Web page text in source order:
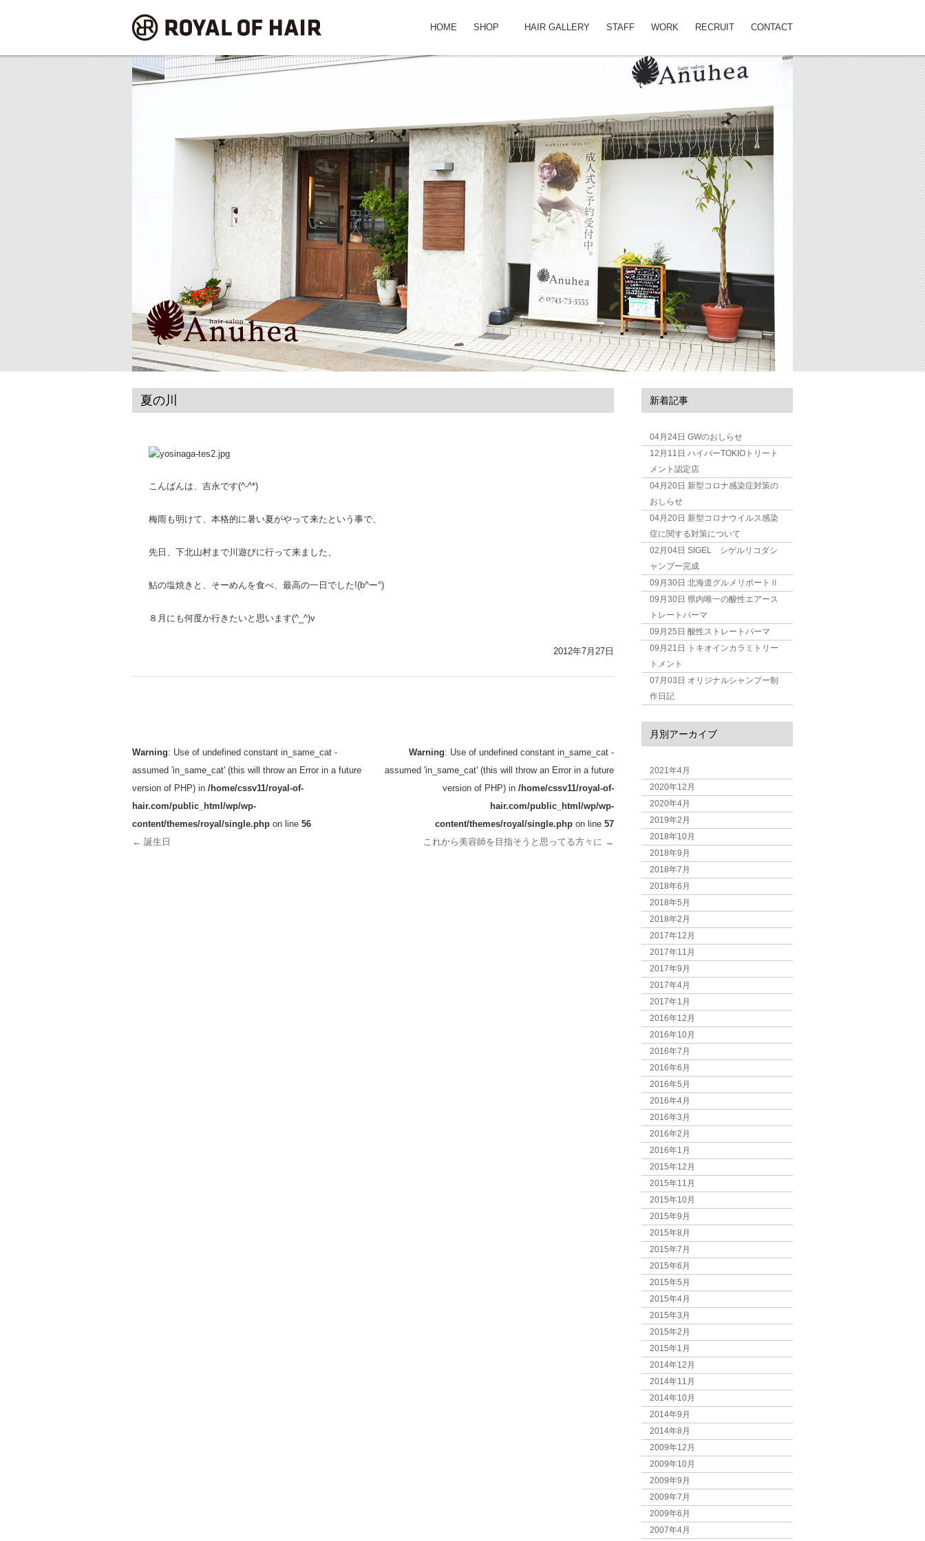
CONTACT
RECRUIT
WORK
STAFF
HAIR GALLERY
SHOP
HOME
夏の川
こんばんは、吉永です(^-^*)
梅雨も明けて、本格的に暑い夏がやって来たという事で、
先日、下北山村まで川遊びに行って来ました、
鮎の塩焼きと、そーめんを食べ、最高の一日でした!(b^ー°)
８月にも何度か行きたいと思います(^_^)v
2012年7月27日
Warning: Use of undefined constant in_same_cat -
assumed 'in_same_cat' (this will throw an Error in a future
version of PHP) in /home/cssv11/royal-of-
hair.com/public_html/wp/wp-
content/themes/royal/single.php on line 56
← 誕生日
Warning: Use of undefined constant in_same_cat -
assumed 'in_same_cat' (this will throw an Error in a future
version of PHP) in /home/cssv11/royal-of-
hair.com/public_html/wp/wp-
content/themes/royal/single.php on line 57
これから美容師を目指そうと思ってる方々に →
新着記事
04月24日 GWのおしらせ
12月11日 ハイパーTOKIOトリート
メント認定店
04月20日 新型コロナ感染症対策の
おしらせ
04月20日 新型コロナウイルス感染
症に関する対策について
02月04日 SIGEL シゲルリコダシ
ャンプー完成
09月30日 北海道グルメリポートⅡ
09月30日 県内唯一の酸性エアース
トレートパーマ
09月25日 酸性ストレートパーマ
09月21日
トキオインカラミトリー
トメント
07月03日 オリジナルシャンプー制
作日記
月別アーカイブ
2021年4月
2020年12月
2020年4月
2019年2月
2018年10月
2018年9月
2018年7月
2018年6月
2018年5月
2018年2月
2017年12月
2017年11月
2017年9月
2017年4月
2017年1月
2016年12月
2016年10月
2016年7月
2016年6月
2016年5月
2016年4月
2016年3月
2016年2月
2016年1月
2015年12月
2015年11月
2015年10月
2015年9月
2015年8月
2015年7月
2015年6月
2015年5月
2015年4月
2015年3月
2015年2月
2015年1月
2014年12月
2014年11月
2014年10月
2014年9月
2014年8月
2009年12月
2009年10月
2009年9月
2009年7月
2009年6月
2007年4月